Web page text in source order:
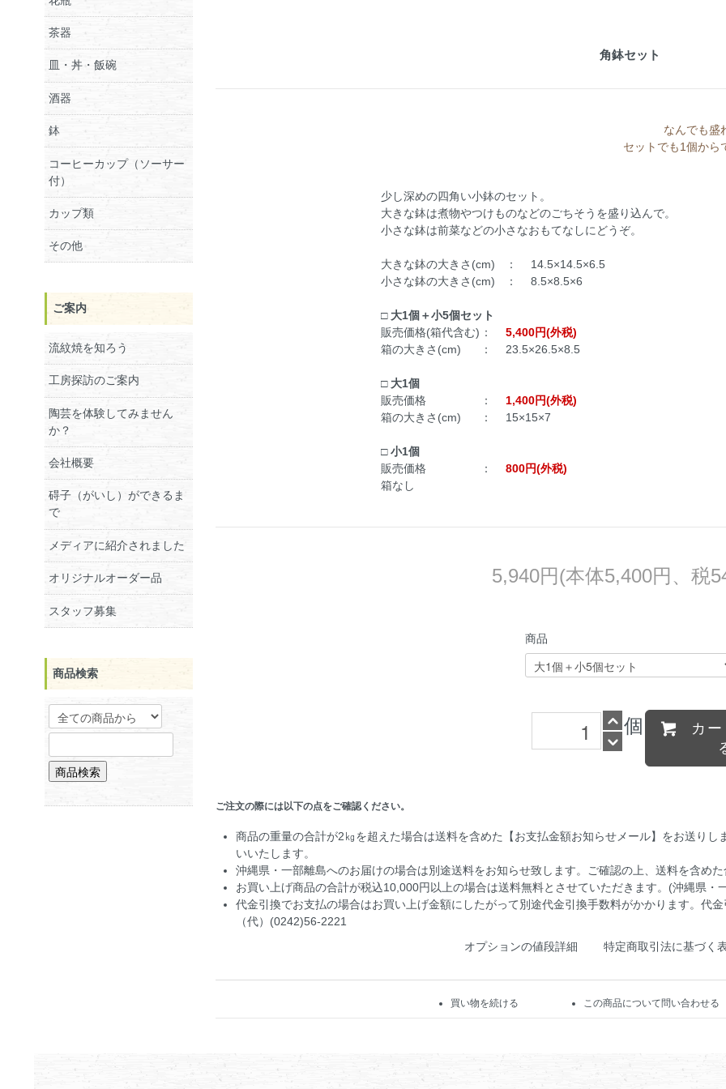
角鉢セット
なんでも盛
セットでも1個から
少し深めの四角い小鉢のセット。
大きな鉢は煮物やつけものなどのごちそうを盛り込んで。
小さな鉢は前菜などの小さなおもてなしにどうぞ。
大きな鉢の大きさ(cm) ：
14.5×14.5×6.5
小さな鉢の大きさ(cm)
： 8.5×8.5×6
□ 大1個＋小5個セット
販売価格(箱代含む) ：
5,400円(外税)
箱の大きさ(cm)
： 23.5×26.5×8.5
□ 大1個
販売価格
：
1,400円(外税)
箱の大きさ(cm)
： 15×15×7
□ 小1個
販売価格
：
800円(外税)
箱なし
5,940円(本体5,400円、税
商品
個
カ
ご注文の際には以下の点をご確認ください。
商品の重量の合計が2㎏を超えた場合は送料を含めた【お支払金額お知らせメール】をお送り
いいたします。
沖縄県・一部離島へのお届けの場合は別途送料をお知らせ致します。ご確認の上、送料を含め
お買い上げ商品の合計が税込10,000円以上の場合は送料無料とさせていただきます。(沖縄県・
代金引換でお支払の場合はお買い上げ金額にしたがって別途代金引換手数料がかかります。代
（代）(0242)56-2221
オプションの値段詳細
特定商取引法に基づく
買い物を続ける この商品について問い合わせる
茶器
皿・丼・飯碗
酒器
鉢
コーヒーカップ（ソーサー
付）
カップ類
その他
ご案内
流紋焼を知ろう
工房探訪のご案内
陶芸を体験してみません
か？
会社概要
碍子（がいし）ができるま
で
メディアに紹介されました
オリジナルオーダー品
スタッフ募集
商品検索